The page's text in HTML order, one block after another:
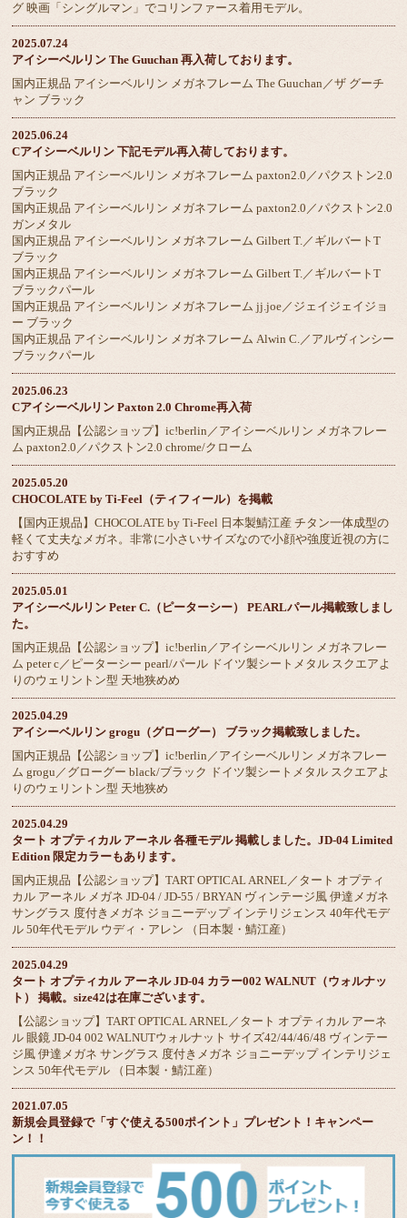
グ 映画「シングルマン」でコリンファース着用モデル。
2025.07.24
アイシーベルリン The Guuchan 再入荷しております。
国内正規品 アイシーベルリン メガネフレーム The Guuchan／ザ グーチ
ャン ブラック
2025.06.24
Cアイシーベルリン 下記モデル再入荷しております。
国内正規品 アイシーベルリン メガネフレーム paxton2.0／パクストン2.0
ブラック
国内正規品 アイシーベルリン メガネフレーム paxton2.0／パクストン2.0
ガンメタル
国内正規品 アイシーベルリン メガネフレーム Gilbert T.／ギルバートT
ブラック
国内正規品 アイシーベルリン メガネフレーム Gilbert T.／ギルバートT
ブラックパール
国内正規品 アイシーベルリン メガネフレーム jj.joe／ジェイジェイジョ
ー ブラック
国内正規品 アイシーベルリン メガネフレーム Alwin C.／アルヴィンシー
ブラックパール
2025.06.23
Cアイシーベルリン Paxton 2.0 Chrome再入荷
国内正規品【公認ショップ】ic!berlin／アイシーベルリン メガネフレー
ム paxton2.0／パクストン2.0 chrome/クローム
2025.05.20
CHOCOLATE by Ti-Feel（ティフィール）を掲載
【国内正規品】CHOCOLATE by Ti-Feel 日本製鯖江産 チタン一体成型の
軽くて丈夫なメガネ。非常に小さいサイズなので小顔や強度近視の方に
おすすめ
2025.05.01
アイシーベルリン Peter C.（ピーターシー） PEARLパール掲載致しまし
た。
国内正規品【公認ショップ】ic!berlin／アイシーベルリン メガネフレー
ム peter c／ピーターシー pearl/パール ドイツ製シートメタル スクエアよ
りのウェリントン型 天地狭めめ
2025.04.29
アイシーベルリン grogu（グローグー） ブラック掲載致しました。
国内正規品【公認ショップ】ic!berlin／アイシーベルリン メガネフレー
ム grogu／グローグー black/ブラック ドイツ製シートメタル スクエアよ
りのウェリントン型 天地狭め
2025.04.29
タート オプティカル アーネル 各種モデル 掲載しました。JD-04 Limited
Edition 限定カラーもあります。
国内正規品【公認ショップ】TART OPTICAL ARNEL／タート オプティ
カル アーネル メガネ JD-04 / JD-55 / BRYAN ヴィンテージ風 伊達メガネ
サングラス 度付きメガネ ジョニーデップ インテリジェンス 40年代モデ
ル 50年代モデル ウディ・アレン （日本製・鯖江産）
2025.04.29
タート オプティカル アーネル JD-04 カラー002 WALNUT（ウォルナッ
ト） 掲載。size42は在庫ございます。
【公認ショップ】TART OPTICAL ARNEL／タート オプティカル アーネ
ル 眼鏡 JD-04 002 WALNUTウォルナット サイズ42/44/46/48 ヴィンテー
ジ風 伊達メガネ サングラス 度付きメガネ ジョニーデップ インテリジェ
ンス 50年代モデル （日本製・鯖江産）
2021.07.05
新規会員登録で「すぐ使える500ポイント」プレゼント！キャンペー
ン！！